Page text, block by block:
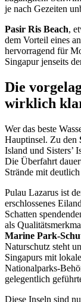
je nach Gezeiten
Pasir Ris Beach,
dem Vorteil eines
hervorragend für
Singapur jenseits
Die
wirklich
Wer das beste
Hauptinsel. Zu den
Island und Sisters’
Die Überfahrt
Strände mit
Pulau Lazarus ist
erschlossenes
Schatten
als
Marine Park-
Naturschutz steht
Singapurs mit
Nationalparks-
gelegentlich
Diese Inseln sind